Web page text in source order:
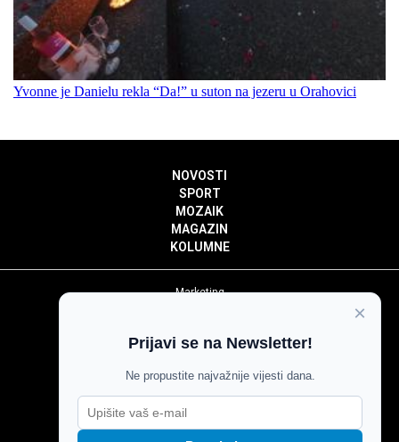
Yvonne je Danielu rekla “Da!” u suton na jezeru u Orahovici
NOVOSTI
SPORT
MOZAIK
MAGAZIN
KOLUMNE
Marketing
Impressum
Pravila komentiranja
Agroglas
×
Prijavi se na Newsletter!
Ne propustite najvažnije vijesti dana.